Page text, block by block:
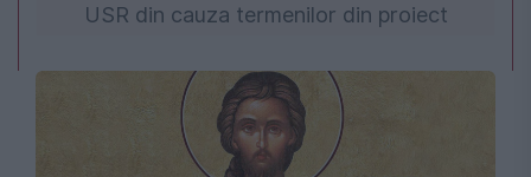
USR din cauza termenilor din proiect